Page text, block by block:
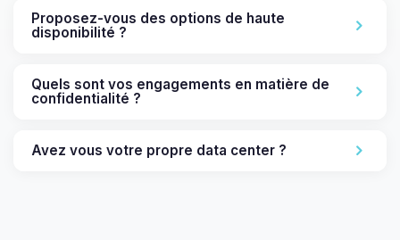
Proposez-vous des options de haute
disponibilité ?
Quels sont vos engagements en matière de
confidentialité ?
Avez vous votre propre data center ?